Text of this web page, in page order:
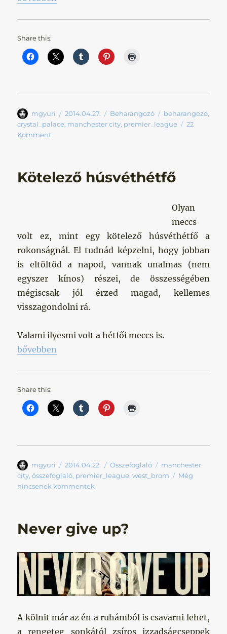
Share this:
Szerző
mgyuri Közzétéve
2014.04.27. Kategória
Beharangozó Címke
beharangozó,
crystal_palace, manchester city, premier_league
22
Komment
Kötelező húsvéthétfő
Olyan
meccs
volt ez, mint egy kötelező húsvéthétfő a
rokonságnál. El tudnád képzelni, hogy jobban
is eltöltöd a napod, vannak unalmas (nem
egyszer kínos) részei, de összességében
mégiscsak jól érzed magad, kellemes
visszagondolni rá.
Valami ilyesmi volt a hétfői meccs is.
„Kötelező húsvéthétfő”
bővebben
Share this:
Szerző
mgyuri Közzétéve
2014.04.22. Kategória
Összefoglaló Címke
manchester
city,összefoglaló, premier_league,west_brom
Még
nincsenek kommentek
Never give up?
A kölnit már az én a ruhámból is csavarni lehet,
a rengeteg sonkától zsíros izzadságcseppek